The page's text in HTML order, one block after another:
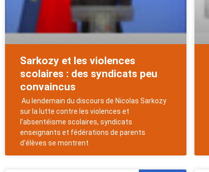
Sarkozy et les violences
scolaires : des syndicats peu
convaincus
Au lendemain du discours de Nicolas Sarkozy
sur la lutte contre les violences et
l’absentéisme scolaires, syndicats
enseignants et fédérations de parents
d’élèves se montrent